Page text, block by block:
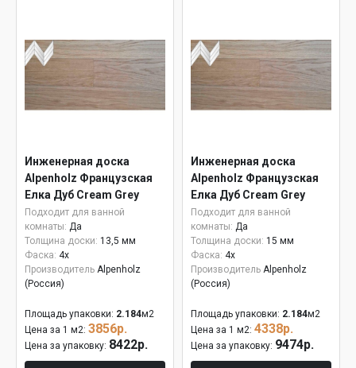
Инженерная доска
Alpenholz Французская
Елка Дуб Cream Grey
Подходит для ванной
комнаты: Да
Толщина доски: 13,5 мм
Фаска: 4x
Производитель Alpenholz
(Россия)
Площадь упаковки: 2.184м2
Цена за 1 м2: 3856р.
Цена за упаковку: 8422р.
Инженерная доска
Alpenholz Французская
Елка Дуб Cream Grey
15мм
Подходит для ванной
комнаты: Да
Толщина доски: 15 мм
Фаска: 4x
Производитель Alpenholz
(Россия)
Площадь упаковки: 2.184м2
Цена за 1 м2: 4338р.
Цена за упаковку: 9474р.